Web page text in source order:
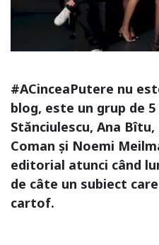
#ACinceaPutere nu
blog, este un grup de
Stănciulescu, Ana
Coman și Noemi
editorial atunci când
de câte un subiect
cartof.